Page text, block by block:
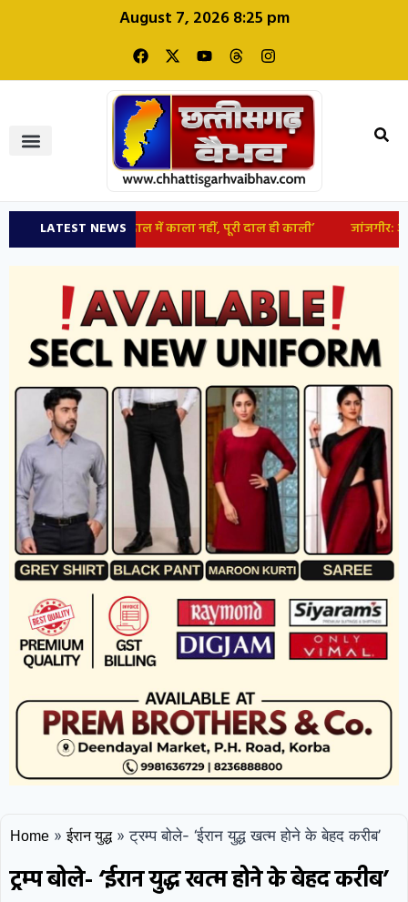
August 7, 2026 8:25 pm
LATEST NEWS
कर रहा; दाल में काला नहीं, पूरी दाल ही काली’ जांजगीर: अज्ञात
Home » ईरान युद्ध » ट्रम्प बोले- ‘ईरान युद्ध खत्म होने के बेहद करीब’
ट्रम्प बोले- ‘ईरान युद्ध खत्म होने के बेहद करीब’